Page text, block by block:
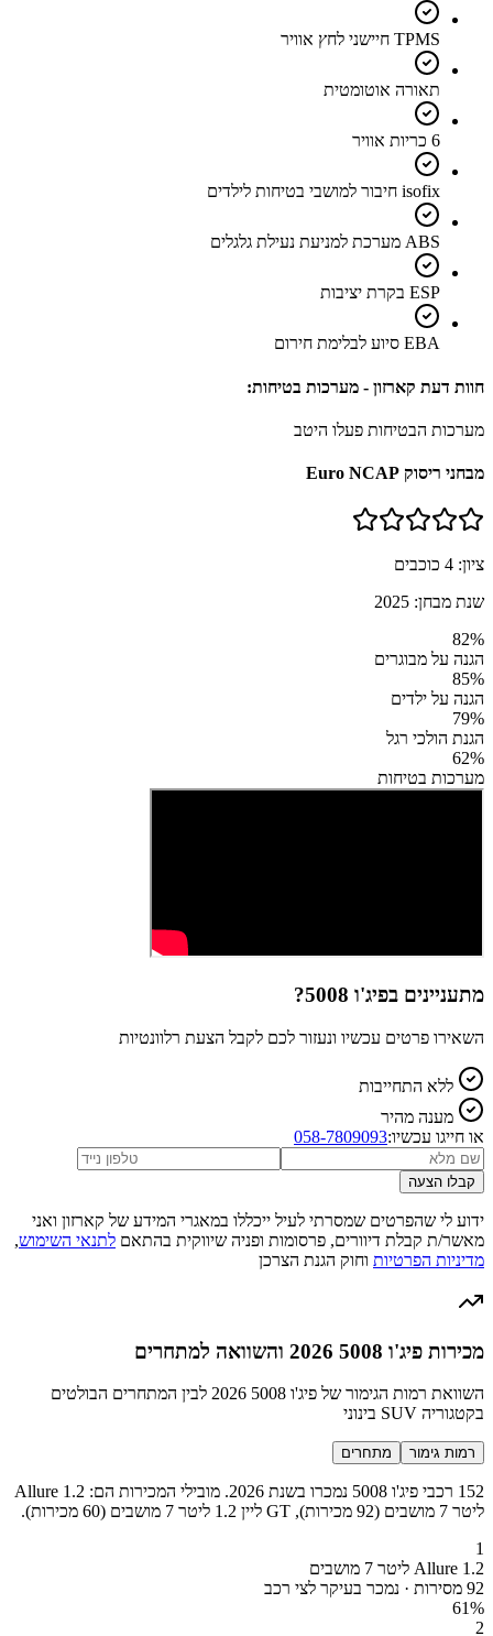
TPMS חיישני לחץ אוויר
תאורה אוטומטית
6 כריות אוויר
isofix חיבור למושבי בטיחות לילדים
ABS מערכת למניעת נעילת גלגלים
ESP בקרת יציבות
EBA סיוע לבלימת חירום
חוות דעת קארזון - מערכות בטיחות:
מערכות הבטיחות פעלו היטב
מבחני ריסוק Euro NCAP
ציון: 4 כוכבים
שנת מבחן: 2025
82%
הגנה על מבוגרים
85%
הגנה על ילדים
79%
הגנת הולכי רגל
62%
מערכות בטיחות
מתעניינים בפיג'ו 5008 ?
השאירו פרטים עכשיו ונעזור לכם לקבל הצעת רלוונטיות
ללא התחייבות
מענה מהיר
או חייגו עכשיו:058-7809093
קבלו הצעה
ידוע לי שהפרטים שמסרתי לעיל ייכללו במאגרי המידע של קארזון ואני
מאשר/ת קבלת דיוורים, פרסומות ופניה שיווקית בהתאם לתנאי השימוש,
מדיניות הפרטיות וחוק הגנת הצרכן
מכירות פיג'ו 5008 2026 והשוואה למתחרים
השוואת רמות הגימור של פיג'ו 5008 2026 לבין המתחרים הבולטים
בקטגוריה SUV בינוני
רמות גימור מתחרים
152 רכבי פיג'ו 5008 נמכרו בשנת 2026. מובילי המכירות הם: Allure 1.2
ליטר 7 מושבים (92 מכירות), GT ליין 1.2 ליטר 7 מושבים (60 מכירות).
1
Allure 1.2 ליטר 7 מושבים
92 מסירות · נמכר בעיקר לצי רכב
61%
2